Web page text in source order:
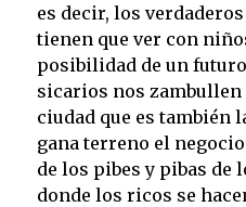
es decir, los
tienen que ver con
posibilidad de un
sicarios nos zambullen
ciudad que es también
gana terreno el
de los pibes y pibas de
donde los ricos se